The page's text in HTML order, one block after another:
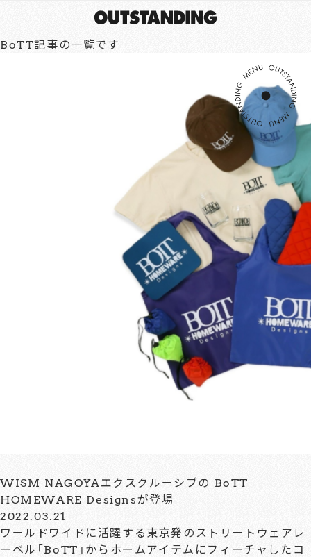
BoTT記事の一覧です
WISM NAGOYAエクスクルーシブの BoTT
HOMEWARE Designsが登場
2022.03.21
ワールドワイドに活躍する東京発のストリートウェアレ
ーベル「BoTT」からホームアイテムにフィーチャしたコ